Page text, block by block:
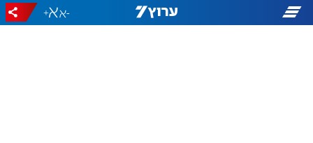
-
+